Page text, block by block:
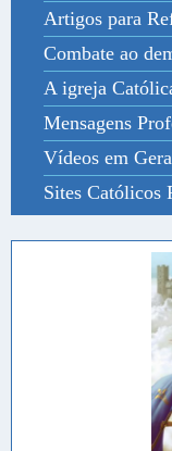
Artigos para
Combate ao
A igreja
Mensagens
Vídeos em
Sites Católicos